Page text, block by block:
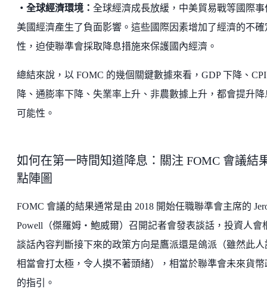
・全球經濟環境： 全球經濟成長放緩，中美貿易戰等國際事
美國經濟產生了負面影響。這些國際因素增加了經濟的不確
性，迫使聯準會採取降息措施來保護國內經濟。
總結來說，以 FOMC 的幾個關鍵數據來看，GDP 下降、
降、通膨率下降、失業率上升、非農數據上升，都會提升降
可能性。
如何在第一時間知道降息：關注 FOMC 會議結
點陣圖
FOMC 會議的結果通常是由 2018 開始任職聯準會主席的
Powell（傑羅姆・鮑威爾）召開記者會發表談話，投資人會
談話內容判斷接下來的政策方向是鷹派還是鴿派（雖然此人
相當會打太極，令人摸不著頭緒），相當於聯準會未來貨幣
的指引。